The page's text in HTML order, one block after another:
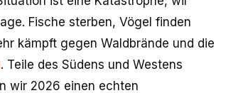
Fische sterben, Vögel finden
kämpft gegen Waldbrände und die
. Teile des Südens und Westens
wir 2026 einen echten